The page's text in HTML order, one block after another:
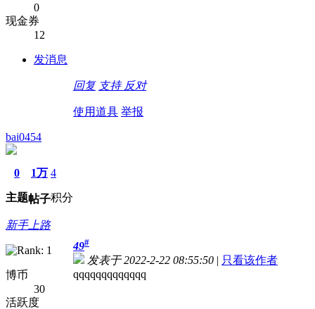
0
现金券
12
发消息
回复 支持 反对
使用道具 举报
bai0454
0
主题
1万
帖子
4
积分
新手上路
博币
30
活跃度
49#
发表于 2022-2-22 08:55:50 | 只看该作者
qqqqqqqqqqqqq